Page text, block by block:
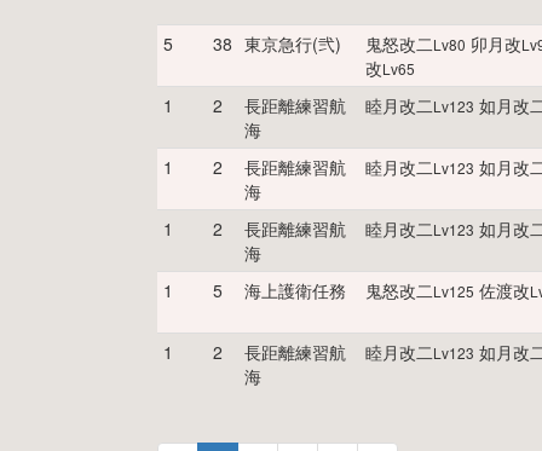
5 38 東京急行(弐) 鬼怒改二Lv80 卯月改Lv
改Lv65
1 2
長距離練習航
海
睦月改二Lv123 如月改
1 2
長距離練習航
海
睦月改二Lv123 如月改
1 2
長距離練習航
海
睦月改二Lv123 如月改
1 5 海上護衛任務 鬼怒改二Lv125 佐渡改
1 2
長距離練習航
海
睦月改二Lv123 如月改